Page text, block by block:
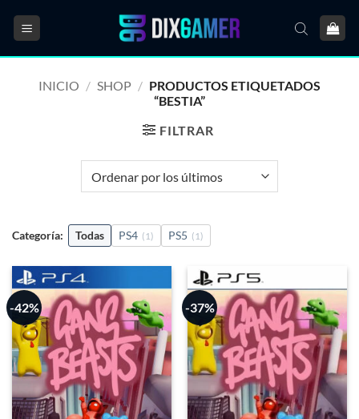
INICIO / SHOP / PRODUCTOS ETIQUETADOS
“BESTIA”
FILTRAR
Categoría: Todas PS4 (1) PS5 (1)
-42% -37%